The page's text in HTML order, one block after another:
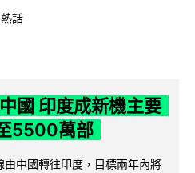
話
國 印度成新機主要
5500萬部
中國轉往印度，目標兩年內將